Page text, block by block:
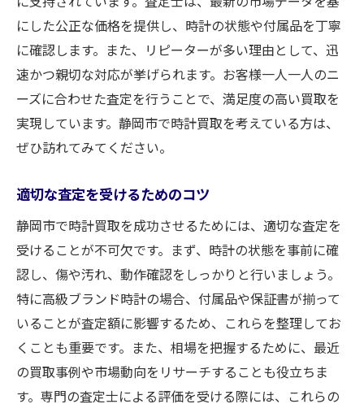
にした公正な価格を提供し、時計の状態や付属品を丁寧
に確認します。また、リピーターが多い理由として、迅
速かつ親切な対応が挙げられます。お客様一人一人のニ
ーズに合わせた査定を行うことで、満足度の高い買取を
実現しています。静岡市で時計買取を考えている方は、
ぜひ訪れてみてください。
適切な査定を受けるためのコツ
静岡市で時計買取を成功させるためには、適切な査定を
受けることが不可欠です。まず、時計の状態を事前に確
認し、傷や汚れ、動作確認をしっかりと行いましょう。
特に高級ブランド時計の場合、付属品や保証書が揃って
いることが査定額に影響するため、これらを整理してお
くことも重要です。また、相場を把握するために、最近
の買取事例や市場動向をリサーチすることも役立ちま
す。専門の査定士による評価を受ける際には、これらの